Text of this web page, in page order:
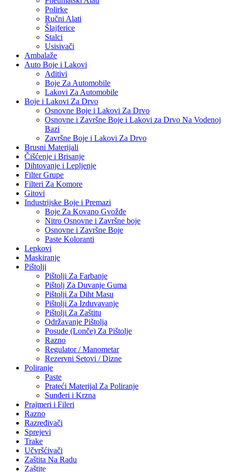
Polirke
Ručni Alati
Šlajferice
Stalci
Usisivači
Ambalaže
Auto Boje i Lakovi
Aditivi
Boje Za Automobile
Lakovi Za Automobile
Boje i Lakovi Za Drvo
Osnovne Boje i Lakovi Za Drvo
Osnovne i Završne Boje i Lakovi za Drvo Na Vodenoj
Bazi
Završne Boje i Lakovi Za Drvo
Brusni Materijali
Čišćenje i Brisanje
Dihtovanje i Lepljenje
Filter Grupe
Filteri Za Komore
Gitovi
Industrijske Boje i Premazi
Boje Za Kovano Gvožđe
Nitro Osnovne i Završne boje
Osnovne i Završne Boje
Paste Koloranti
Lepkovi
Maskiranje
Pištolji
Pištolji Za Farbanje
Pištolj Za Duvanje Guma
Pištolji Za Diht Masu
Pištolji Za Izduvavanje
Pištolji Za Zaštitu
Održavanje Pištolja
Posude (Lonče) Za Pištolje
Razno
Regulator / Manometar
Rezervni Setovi / Dizne
Poliranje
Paste
Prateći Materijal Za Poliranje
Sunđeri i Krzna
Prajmeri i Fileri
Razno
Razređivači
Sprejevi
Trake
Učvršćivači
Zaštita Na Radu
Zaštite